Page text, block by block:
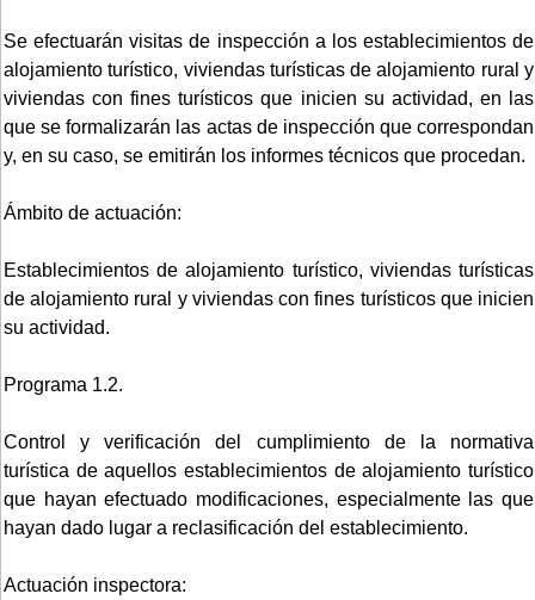
Se efectuarán visitas de inspección a los establecimientos de
alojamiento turístico, viviendas turísticas de alojamiento rural y
viviendas con fines turísticos que inicien su actividad, en las
que se formalizarán las actas de inspección que correspondan
y, en su caso, se emitirán los informes técnicos que procedan.
Ámbito de actuación:
Establecimientos de alojamiento turístico, viviendas turísticas
de alojamiento rural y viviendas con fines turísticos que inicien
su actividad.
Programa 1.2.
Control y verificación del cumplimiento de la normativa
turística de aquellos establecimientos de alojamiento turístico
que hayan efectuado modificaciones, especialmente las que
hayan dado lugar a reclasificación del establecimiento.
Actuación inspectora: